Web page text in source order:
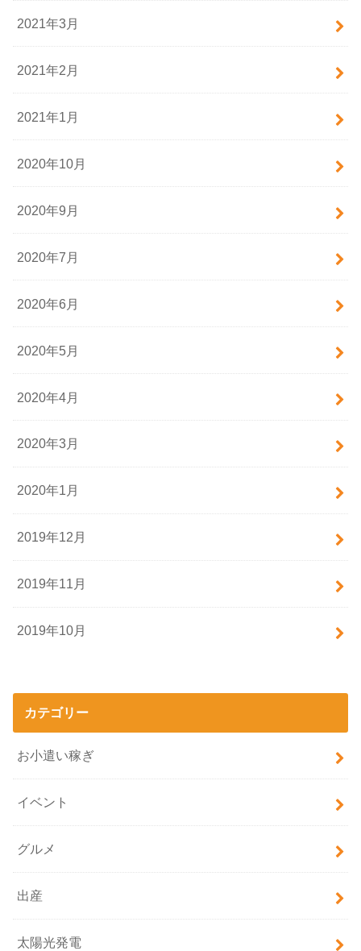
2021年3月
2021年2月
2021年1月
2020年10月
2020年9月
2020年7月
2020年6月
2020年5月
2020年4月
2020年3月
2020年1月
2019年12月
2019年11月
2019年10月
カテゴリー
お小遣い稼ぎ
イベント
グルメ
出産
太陽光発電